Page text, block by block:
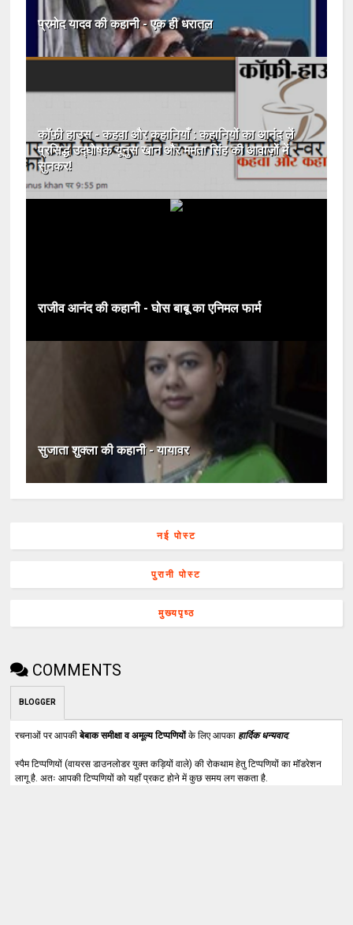
प्रमोद यादव की कहानी - एक ही धरातल
कॉफ़ी हाउस - कहवा और कहानियाँ : कहानियों का आनंद लें
प्रसिद्ध उद्घोषक यूनुस खान और ममता सिंह की आवाज़ों में
सुनकर!
राजीव आनंद की कहानी - घोस बाबू का एनिमल फार्म
सुजाता शुक्ला की कहानी - यायावर
नई पोस्ट
पुरानी पोस्ट
मुख्यपृष्ठ
COMMENTS
BLOGGER
रचनाओं पर आपकीबेबाक समीक्षा व अमूल्य टिप्पणियोंके लिए आपका हार्दिक धन्यवाद.
स्पैम टिप्पणियों (वायरस डाउनलोडर युक्त कड़ियों वाले) की रोकथाम हेतु टिप्पणियों का मॉडरेशन
लागू है. अतः आपकी टिप्पणियों को यहाँ प्रकट होने में कुछ समय लग सकता है.